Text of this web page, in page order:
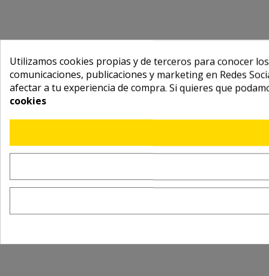
Utilizamos cookies propias y de terceros para conocer
comunicaciones, publicaciones y marketing en Redes
afectar a tu experiencia de compra. Si quieres que
cookies